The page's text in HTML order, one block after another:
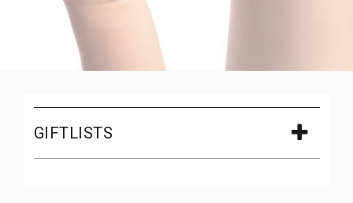
GIFTLISTS